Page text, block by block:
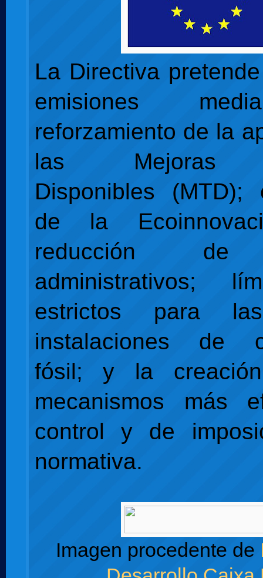
La Directiva
emisiones
reforzamiento de la
las Mejoras
Disponibles (MTD);
de la
reducción de
administrativos;
estrictos para
instalaciones de
fósil; y la
mecanismos más
control y de
normativa.
Imagen procedente de